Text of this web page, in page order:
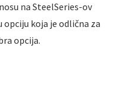
na SteelSeries-ov
opciju koja je odlična za
opcija.